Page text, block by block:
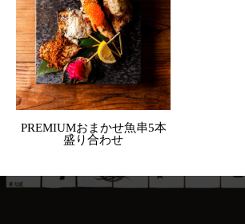
PREMIUMおまかせ魚串5本
盛り合わせ